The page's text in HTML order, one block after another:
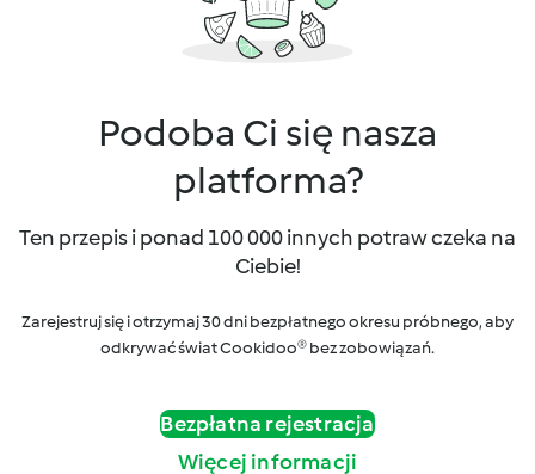
Podoba Ci się nasza
platforma?
Ten przepis i ponad 100 000 innych potraw czeka na
Ciebie!
Zarejestruj się i otrzymaj 30 dni bezpłatnego okresu próbnego, aby
odkrywać świat Cookidoo® bez zobowiązań.
Bezpłatna rejestracja
Więcej informacji